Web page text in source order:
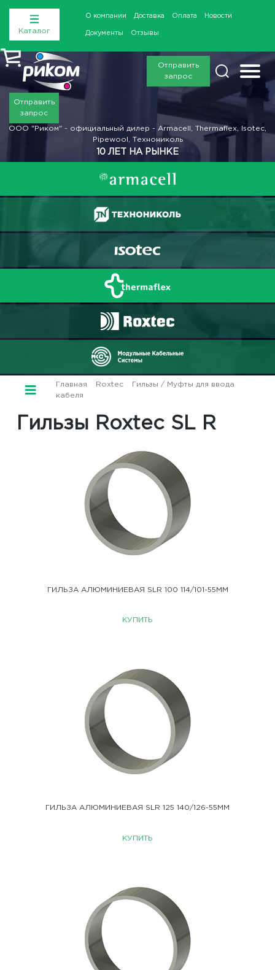
Каталог
О компании Доставка Оплата Новости
Документы Отзывы
Отправить
запрос
Отправить
запрос
ООО "Риком" - официальный дилер - Armacell, Thermaflex, Isotec,
Pipewool, Технониколь
10 ЛЕТ НА РЫНКЕ
Главная Roxtec/
Гильзы / Муфты для ввода
кабеля
Гильзы Roxtec SL R
ГИЛЬЗА АЛЮМИНИЕВАЯ SLR 100 114/101-55ММ
КУПИТЬ
ГИЛЬЗА АЛЮМИНИЕВАЯ SLR 125 140/126-55ММ
КУПИТЬ